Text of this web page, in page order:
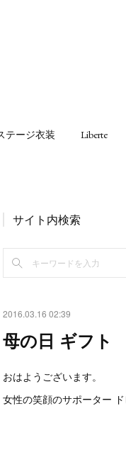
テージ衣装 Liberte
サイト内検索
2016.03.16 02:39
母の日 ギフト
おはようございます。
女性の笑顔のサポーター